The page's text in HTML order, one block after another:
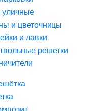
уличные
и цветочницы
и лавки
решетки